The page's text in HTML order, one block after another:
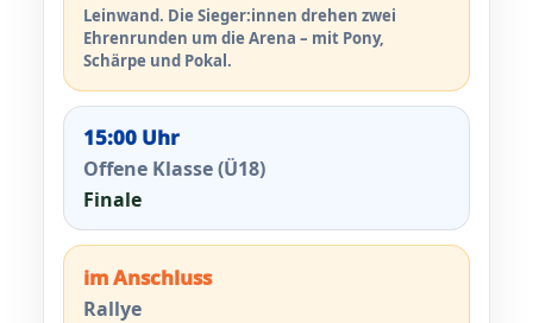
Leinwand. Die Sieger:innen drehen zwei
Ehrenrunden um die Arena – mit Pony,
Schärpe und Pokal.
15:00 Uhr
Offene Klasse (Ü18)
Finale
im Anschluss
Rallye